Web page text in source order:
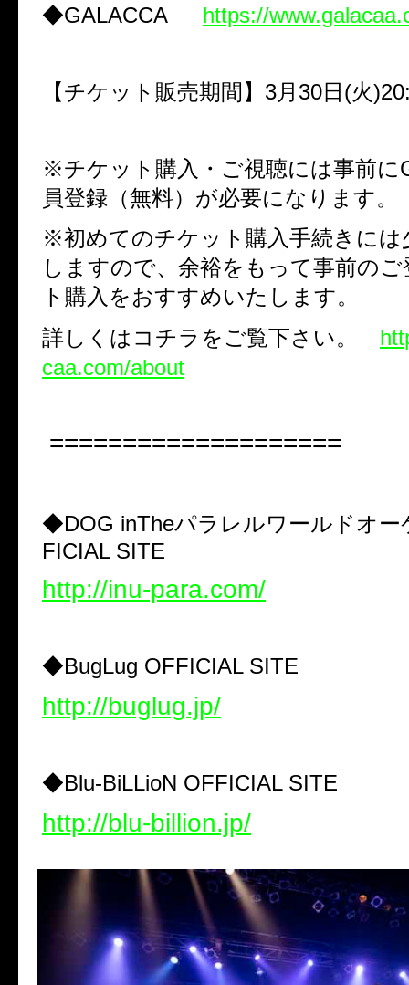
◆GALACCA https://
【チケット販売期間】 3月 30日 (火
※チケット購入・ご視聴には事前に
員登録（無料）が必要になります。
※初めてのチケット購入手続きには
しますので、余裕をもって事前の
ト購入をおすすめいたします。
詳しくはコチラをご覧下さい。
caa.com/about
====================
◆DOG inTheパラレルワールドオー
FICIAL SITE
http://inu-para.com/
◆BugLug OFFICIAL SITE
http://buglug.jp/
◆Blu-BiLLioN OFFICIAL SITE
http://blu-billion.jp/